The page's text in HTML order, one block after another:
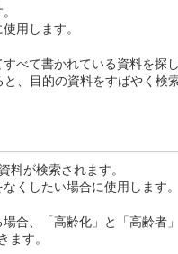
用します。
べて書かれている資料を探
、目的の資料をすばやく検
料が検索されます。
くしたい場合に使用します。
合、「高齢化」と「高齢者
ます。